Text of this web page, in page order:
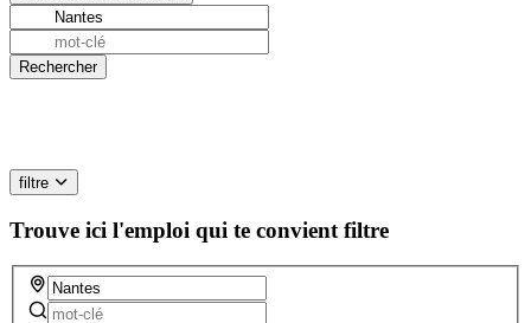
filtre
Trouve ici l'emploi qui te convient filtre